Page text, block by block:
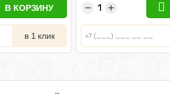
В КОРЗИНУ
в 1 клик
+
−